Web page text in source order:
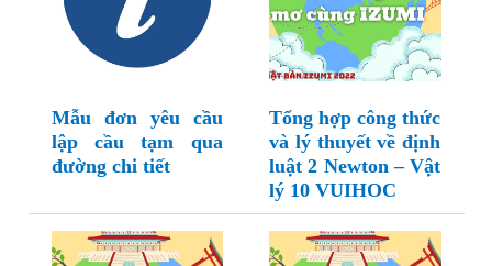
Mẫu đơn yêu cầu
lập cầu tạm qua
đường chi tiết
Tổng hợp công thức
và lý thuyết về định
luật 2 Newton – Vật
lý 10 VUIHOC